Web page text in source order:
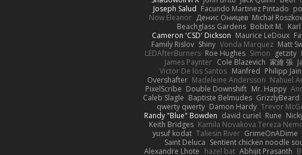
Joseph Salud Facundo Martinez Pintado
Now Eleanor Денис Оницев Michał
Beachglass Gardens Bobbit M. Karl
Cameron 'CSD' Dickson Maurice LeDoux
Family Rislov Shiny Vonda Marquez Matt
LEDAfterBurners Roe Hughes Simon getzity
James Paynter Cole Blazevich 家維 張
Victor De los Santos Manfred Philipp
Overshafter Madeleine Andersson Nahuel
PixelScribe Double Downshift Mr. Happy
Caleb Slagle Baptiste Belmudes GrizzlyBeard
qwerty qwerty Damon Hardy Trevor
Randy "Blue" Bowden david curiel Rune
Keith Bridges Kamila Novakova Tereza
yusuf kodat Taliesin River GrimeOnADime
Saint Deluca Sentient chicken noodle
Alexandre Lhote hazel bat Abhijit Prasanth